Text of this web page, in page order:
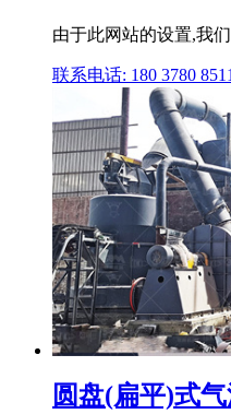
由于此网站的设置,我
联系电话: 180 3780 8511
圆盘(扁平)式